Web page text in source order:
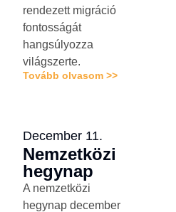
rendezett migráció
fontosságát
hangsúlyozza
világszerte.
Tovább olvasom >>
December 11.
Nemzetközi
hegynap
A nemzetközi
hegynap december